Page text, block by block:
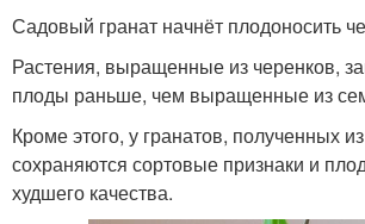
Садовый гранат начнёт плодоносить
Растения, выращенные из черенков,
плоды раньше, чем выращенные из
Кроме этого, у гранатов, полученных
сохраняются сортовые признаки и
худшего качества.